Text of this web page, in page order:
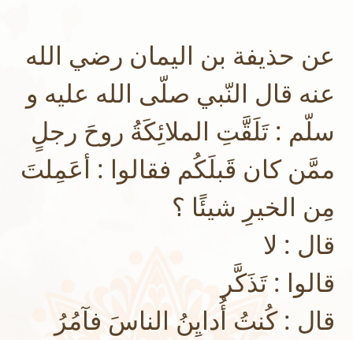
عن حذيفة بن اليمان رضي الله
عنه قال النّبي صلّى الله عليه و
سلّم : تَلَقَّتِ الملائِكَةُ روحَ رجلٍ
ممَّن كان قَبلَكُم فقالوا : أعَمِلتَ
مِن الخيرِ شيئًا ؟
قال : لا
قالوا : تَذَكَّر
قال : كُنتُ أُدايِنُ الناسَ فآمُرُ